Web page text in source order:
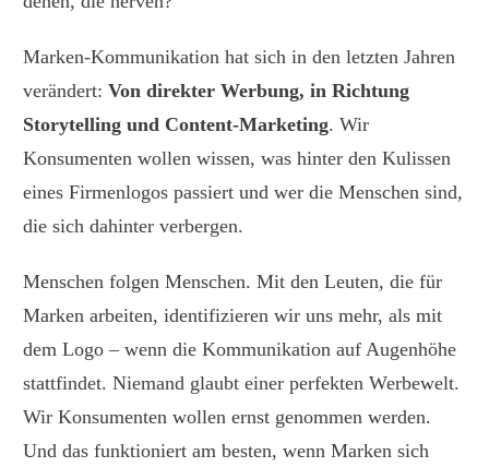
Marken-Kommunikation hat sich in den letzten Jahren
verändert: Von direkter Werbung, in Richtung
Storytelling und Content-Marketing. Wir
Konsumenten wollen wissen, was hinter den Kulissen
eines Firmenlogos passiert und wer die Menschen sind,
die sich dahinter verbergen.
Menschen folgen Menschen. Mit den Leuten, die für
Marken arbeiten, identifizieren wir uns mehr, als mit
dem Logo – wenn die Kommunikation auf Augenhöhe
stattfindet. Niemand glaubt einer perfekten Werbewelt.
Wir Konsumenten wollen ernst genommen werden.
Und das funktioniert am besten, wenn Marken sich